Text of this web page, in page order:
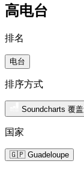
高电台
排名
电台
排序方式
Soundcharts 覆
国家
🇬🇵 Guadeloupe